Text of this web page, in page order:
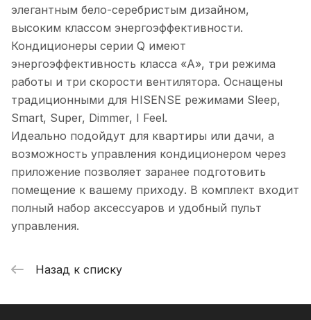
элегантным бело-серебристым дизайном,
высоким классом энергоэффективности.
Кондиционеры серии Q имеют
энергоэффективность класса «А», три режима
работы и три скорости вентилятора. Оснащены
традиционными для HISENSE режимами Sleep,
Smart, Super, Dimmer, I Feel.
Идеально подойдут для квартиры или дачи, а
возможность управления кондиционером через
приложение позволяет заранее подготовить
помещение к вашему приходу. В комплект входит
полный набор аксессуаров и удобный пульт
управления.
Назад к списку